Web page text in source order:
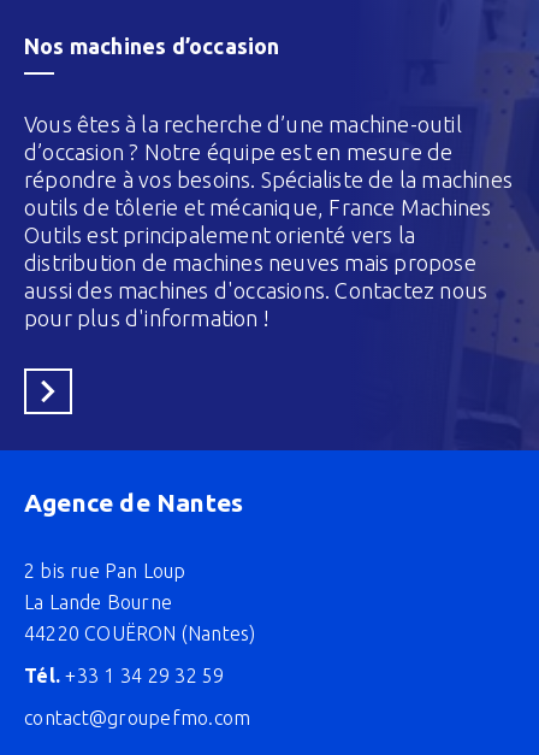
Nos machines d’occasion
Vous êtes à la recherche d’une machine-outil
d’occasion ? Notre équipe est en mesure de
répondre à vos besoins. Spécialiste de la machines
outils de tôlerie et mécanique, France Machines
Outils est principalement orienté vers la
distribution de machines neuves mais propose
aussi des machines d'occasions. Contactez nous
pour plus d'information !
En savoir plus
Agence de Nantes
2 bis rue Pan Loup
La Lande Bourne
44220 COUËRON (Nantes)
Tél. +33 1 34 29 32 59
contact@groupefmo.com